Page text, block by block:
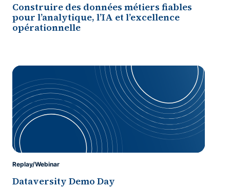
Construire des données métiers fiables
pour l’analytique, l’IA et l’excellence
opérationnelle
Replay/Webinar
Dataversity Demo Day